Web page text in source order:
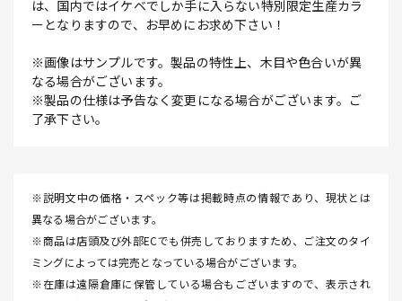
は、国内ではイケベでしか手に入らない特別限定生産カラ
ーとなりますので、お早めにお求め下さい！
※画像はサンプルです。製品の特性上、木目や色合いが異
なる場合がございます。
※製品の仕様は予告なく変更になる場合がございます。ご
了承下さい。
※説明文中の価格・スペック等は掲載時点の情報であり、現状とは
異なる場合がございます。
※商品は店頭及び外部ECでも併売しておりますため、ご注文のタイ
ミングによっては完売となっている場合がございます。
※在庫は遠隔倉庫に保管している場合もございますので、表示され